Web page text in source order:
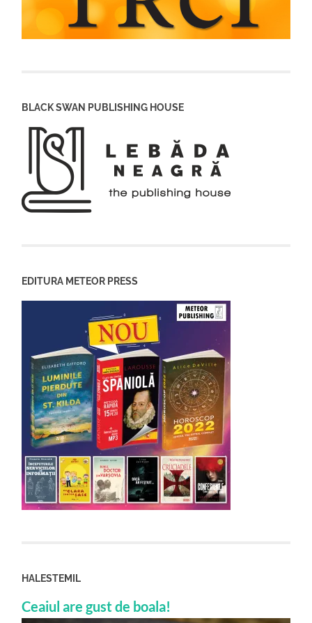
BLACK SWAN PUBLISHING HOUSE
EDITURA METEOR PRESS
HALESTEMIL
Ceaiul are gust de boala!